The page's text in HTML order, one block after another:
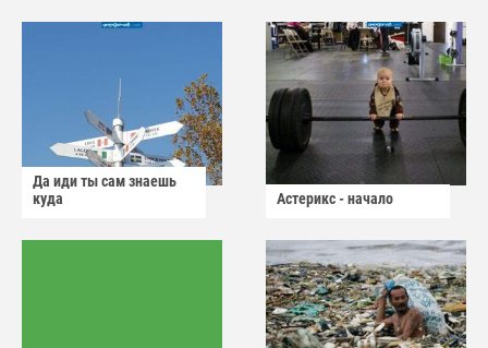
Да иди ты сам знаешь
куда
Астерикс - начало